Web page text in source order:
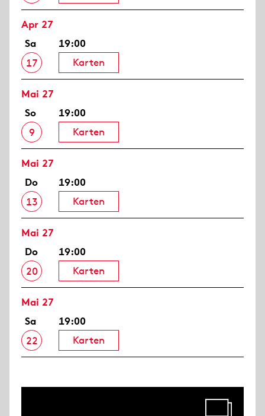
Apr 27
Sa
17
19:00
Karten
Mai 27
So
9
19:00
Karten
Mai 27
Do
13
19:00
Karten
Mai 27
Do
20
19:00
Karten
Mai 27
Sa
22
19:00
Karten